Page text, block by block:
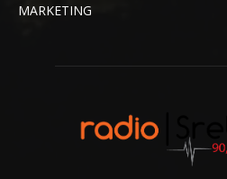
MARKETING